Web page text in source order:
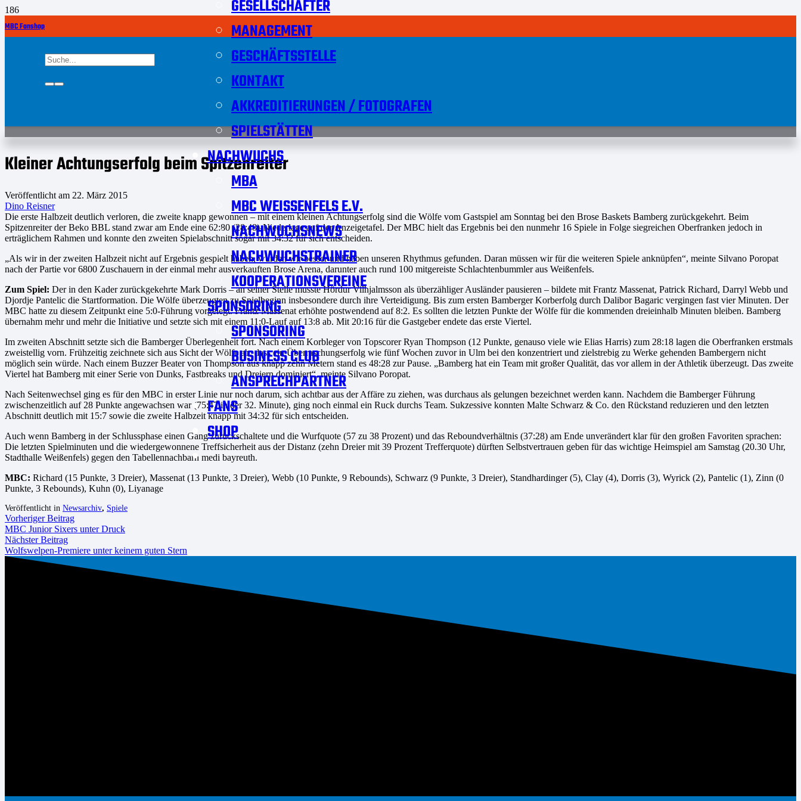
MBC Fanshop
GESELLSCHAFTER
MANAGEMENT
GESCHÄFTSSTELLE
KONTAKT
AKKREDITIERUNGEN / FOTOGRAFEN
SPIELSTÄTTEN
NACHWUCHS
MBA
MBC WEISSENFELS E.V.
NACHWUCHSNEWS
NACHWUCHSTRAINER
KOOPERATIONSVEREINE
SPONSORING
SPONSORING
BUSINESS CLUB
ANSPRECHPARTNER
FANS
SHOP
Kleiner Achtungserfolg beim Spitzenreiter
Veröffentlicht am 22. März 2015
Dino Reisner
Die erste Halbzeit deutlich verloren, die zweite knapp gewonnen – mit einem kleinen Achtungserfolg sind die Wölfe vom Gastspiel am Sonntag bei den Brose Baskets Bamberg zurückgekehrt. Beim
Spitzenreiter der Beko BBL stand zwar am Ende eine 62:80 (28:48)-Niederlage auf der Anzeigetafel. Der MBC hielt das Ergebnis bei den nunmehr 16 Spiele in Folge siegreichen Oberfranken jedoch in
erträglichem Rahmen und konnte den zweiten Spielabschnitt sogar mit 34:32 für sich entscheiden.
„Als wir in der zweiten Halbzeit nicht auf Ergebnis gespielt haben, wurden wir besser und haben unseren Rhythmus gefunden. Daran müssen wir für die weiteren Spiele anknüpfen“, meinte Silvano Poropat
nach der Partie vor 6800 Zuschauern in der einmal mehr ausverkauften Brose Arena, darunter auch rund 100 mitgereiste Schlachtenbummler aus Weißenfels.
Zum Spiel: Der in den Kader zurückgekehrte Mark Dorris – an seiner Stelle musste Hördur Vilhjalmsson als überzähliger Ausländer pausieren – bildete mit Frantz Massenat, Patrick Richard, Darryl Webb und
Djordje Pantelic die Startformation. Die Wölfe überzeugten zu Spielbeginn insbesondere durch ihre Verteidigung. Bis zum ersten Bamberger Korberfolg durch Dalibor Bagaric vergingen fast vier Minuten. Der
MBC hatte zu diesem Zeitpunkt eine 5:0-Führung vorgelegt. Frantz Massenat erhöhte postwendend auf 8:2. Es sollten die letzten Punkte der Wölfe für die kommenden dreieinhalb Minuten bleiben. Bamberg
übernahm mehr und mehr die Initiative und setzte sich mit einem 11:0-Lauf auf 13:8 ab. Mit 20:16 für die Gastgeber endete das erste Viertel.
Im zweiten Abschnitt setzte sich die Bamberger Überlegenheit fort. Nach einem Korbleger von Topscorer Ryan Thompson (12 Punkte, genauso viele wie Elias Harris) zum 28:18 lagen die Oberfranken erstmals
zweistellig vorn. Frühzeitig zeichnete sich aus Sicht der Wölfe ab, dass ein Überraschungserfolg wie fünf Wochen zuvor in Ulm bei den konzentriert und zielstrebig zu Werke gehenden Bambergern nicht
möglich sein würde. Nach einem Buzzer Beater von Thompson aus knapp zehn Metern stand es 48:28 zur Pause. „Bamberg hat ein Team mit großer Qualität, das vor allem in der Athletik überzeugt. Das zweite
Viertel hat Bamberg mit einer Serie von Dunks, Fastbreaks und Dreiern dominiert“, meinte Silvano Poropat.
Nach Seitenwechsel ging es für den MBC in erster Linie nur noch darum, sich achtbar aus der Affäre zu ziehen, was durchaus als gelungen bezeichnet werden kann. Nachdem die Bamberger Führung
zwischenzeitlich auf 28 Punkte angewachsen war (75:47 in der 32. Minute), ging noch einmal ein Ruck durchs Team. Sukzessive konnten Malte Schwarz & Co. den Rückstand reduzieren und den letzten
Abschnitt deutlich mit 15:7 sowie die zweite Halbzeit knapp mit 34:32 für sich entscheiden.
Auch wenn Bamberg in der Schlussphase einen Gang zurückschaltete und die Wurfquote (57 zu 38 Prozent) und das Reboundverhältnis (37:28) am Ende unverändert klar für den großen Favoriten sprachen:
Die letzten Spielminuten und die wiedergewonnene Treffsicherheit aus der Distanz (zehn Dreier mit 39 Prozent Trefferquote) dürften Selbstvertrauen geben für das wichtige Heimspiel am Samstag (20.30 Uhr,
Stadthalle Weißenfels) gegen den Tabellennachbarn medi bayreuth.
MBC: Richard (15 Punkte, 3 Dreier), Massenat (13 Punkte, 3 Dreier), Webb (10 Punkte, 9 Rebounds), Schwarz (9 Punkte, 3 Dreier), Standhardinger (5), Clay (4), Dorris (3), Wyrick (2), Pantelic (1), Zinn (0
Punkte, 3 Rebounds), Kuhn (0), Liyanage
Veröffentlicht in Newsarchiv, Spiele
Vorheriger Beitrag
MBC Junior Sixers unter Druck
Nächster Beitrag
Wolfswelpen-Premiere unter keinem guten Stern